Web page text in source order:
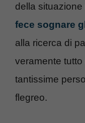
della situazione
fece sognare
alla ricerca di
veramente tutto
tantissime
flegreo.